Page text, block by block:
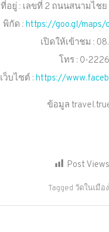
ที่อยู่ : เลขที่ 2 ถนนสนามไชย
พิกัด : https://goo.gl/maps/
เปิดให้เข้าชม :
โทร : 0-
เว็บไซต์ : https://
ข้อมูล
Post
Tagged วัดในเมือ